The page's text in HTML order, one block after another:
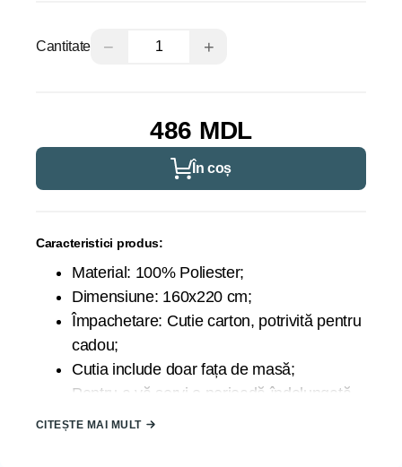
Cantitate − +
486 MDL
În coș
Caracteristici produs:
Material: 100% Poliester;
Dimensiune: 160x220 cm;
Împachetare: Cutie carton, potrivită pentru
cadou;
Cutia include doar fața de masă;
Pentru a vă servi o perioadă îndelungată
de timp se recomandă spălarea la 30
CITEȘTE MAI MULT